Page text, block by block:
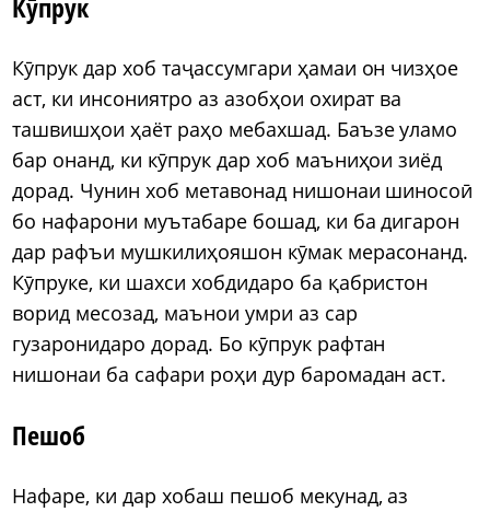
Кӯпрук дар хоб таҷассумгари ҳамаи он чизҳое
аст, ки инсониятро аз азобҳои охират ва
ташвишҳои ҳаёт раҳо мебахшад. Баъзе уламо
бар онанд, ки кӯпрук дар хоб маъниҳои зиёд
дорад. Чунин хоб метавонад нишонаи шиносоӣ
бо нафарони муътабаре бошад, ки ба дигарон
дар рафъи мушкилиҳояшон кӯмак мерасонанд.
Кӯпруке, ки шахси хобдидаро ба қабристон
ворид месозад, маънои умри аз сар
гузаронидаро дорад. Бо кӯпрук рафтан
нишонаи ба сафари роҳи дур баромадан аст.
Пешоб
Нафаре, ки дар хобаш пешоб мекунад, аз